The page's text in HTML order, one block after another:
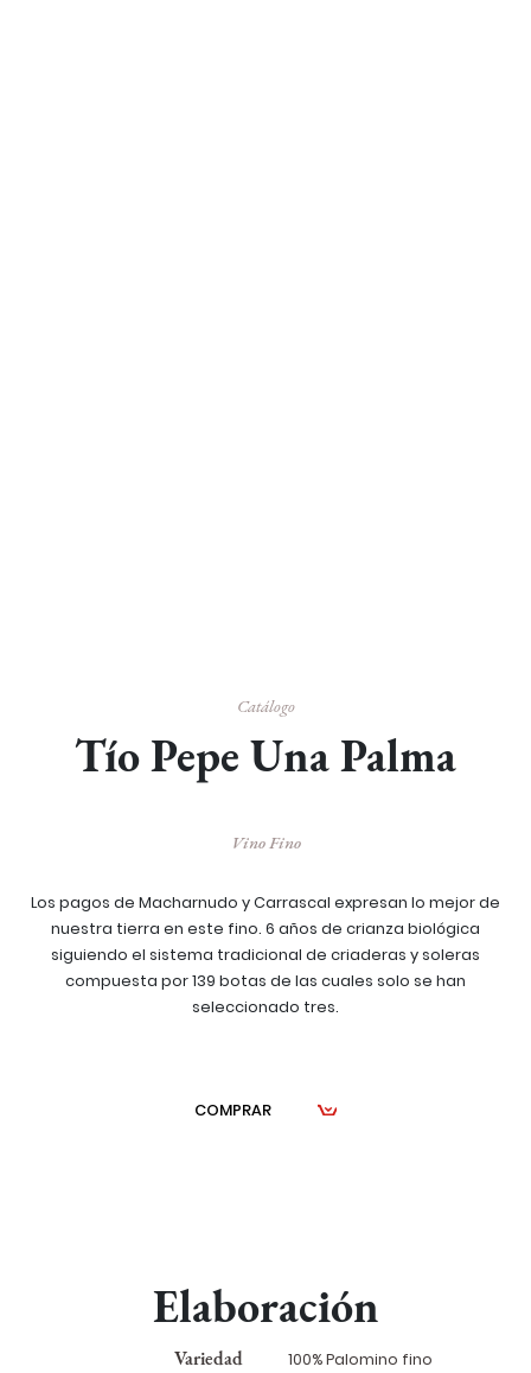
Catálogo
Tío Pepe Una Palma
Vino Fino
Los pagos de Macharnudo y Carrascal expresan lo mejor de
nuestra tierra en este fino. 6 años de crianza biológica
siguiendo el sistema tradicional de criaderas y soleras
compuesta por 139 botas de las cuales solo se han
seleccionado tres.
COMPRAR
Elaboración
Variedad 100% Palomino fino